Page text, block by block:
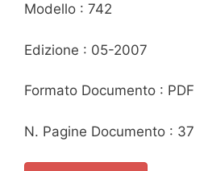
Modello : 742
Edizione : 05-2007
Formato Documento : PDF
N. Pagine Documento : 37